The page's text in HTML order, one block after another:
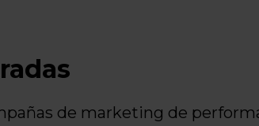
de marketing de